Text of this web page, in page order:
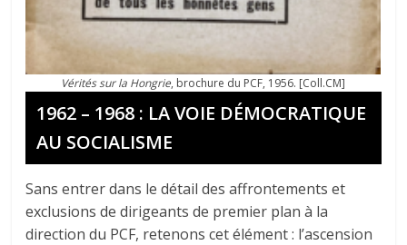
Vérités sur la Hongrie, brochure du PCF, 1956. [Coll.CM]
1962 – 1968 : LA VOIE DÉMOCRATIQUE
AU SOCIALISME
Sans entrer dans le détail des affrontements et
exclusions de dirigeants de premier plan à la
direction du PCF, retenons cet élément : l’ascension